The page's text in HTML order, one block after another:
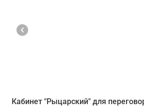
Кабинет "Рыцарский" для